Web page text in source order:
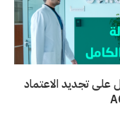
على تجديد الاعتماد